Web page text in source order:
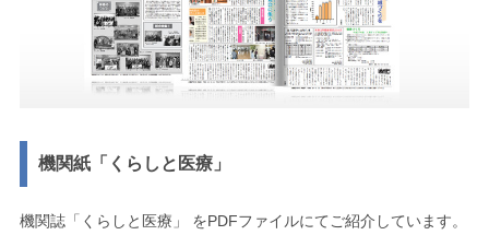
機関紙「くらしと医療」
機関誌「くらしと医療」 をPDFファイルにてご紹介しています。